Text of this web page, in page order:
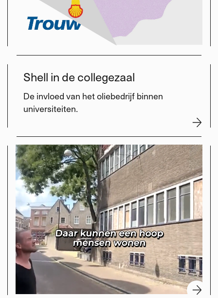
Shell in de collegezaal
De invloed van het oliebedrijf binnen
universiteiten.